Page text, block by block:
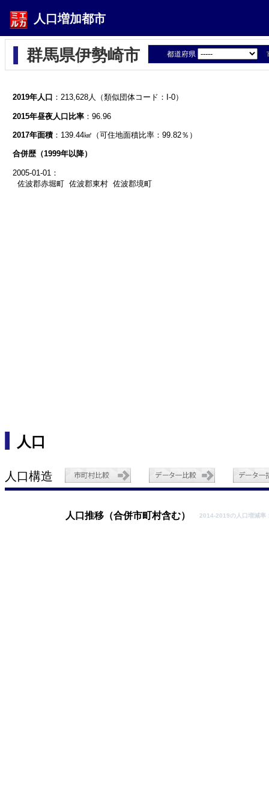
人口増加都市
群馬県伊勢崎市 都道府県
2019年人口 ：213,628人（類似団体コード：I-0）
2015年昼夜人口比率 ：96.96
2017年面積：139.44㎢（可住地面積比率：99.82％）
合併歴（1999年以降）
2005-01-01：
佐波郡赤堀町 佐波郡東村 佐波郡境町
人口
人口構造
人口推移（合併市町村含む） 2014-2019の人口増減率